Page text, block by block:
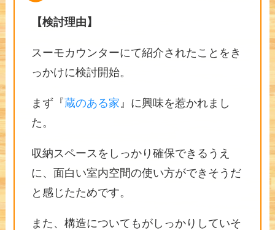
【検討理由】
スーモカウンターにて紹介されたことをき
っかけに検討開始。
まず『蔵のある家 』に興味を惹かれまし
た。
収納スペースをしっかり確保できるうえ
に、面白い室内空間の使い方ができそうだ
と感じたためです。
また、構造についてもがしっかりしていそ